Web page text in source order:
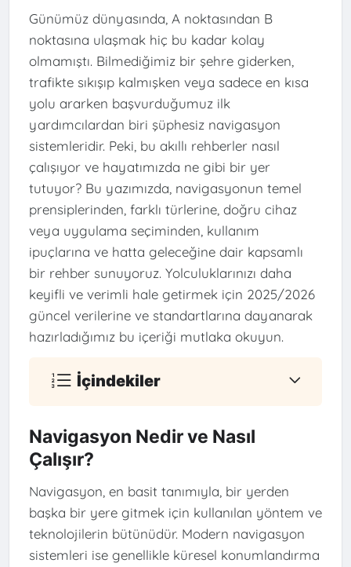
Günümüz dünyasında, A noktasından B
noktasına ulaşmak hiç bu kadar kolay
olmamıştı. Bilmediğimiz bir şehre giderken,
trafikte sıkışıp kalmışken veya sadece en kısa
yolu ararken başvurduğumuz ilk
yardımcılardan biri şüphesiz navigasyon
sistemleridir. Peki, bu akıllı rehberler nasıl
çalışıyor ve hayatımızda ne gibi bir yer
tutuyor? Bu yazımızda, navigasyonun temel
prensiplerinden, farklı türlerine, doğru cihaz
veya uygulama seçiminden, kullanım
ipuçlarına ve hatta geleceğine dair kapsamlı
bir rehber sunuyoruz. Yolculuklarınızı daha
keyifli ve verimli hale getirmek için 2025/2026
güncel verilerine ve standartlarına dayanarak
hazırladığımız bu içeriği mutlaka okuyun.
İçindekiler
Navigasyon Nedir ve Nasıl
Çalışır?
Navigasyon, en basit tanımıyla, bir yerden
başka bir yere gitmek için kullanılan yöntem ve
teknolojilerin bütünüdür. Modern navigasyon
sistemleri ise genellikle küresel konumlandırma